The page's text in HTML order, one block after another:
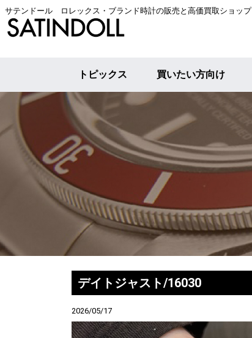
サテンドール ロレックス・ブランド時計の販売と高価買取ショップ
トピックス 買いたい方向け
デイトジャスト/16030
2026/05/17